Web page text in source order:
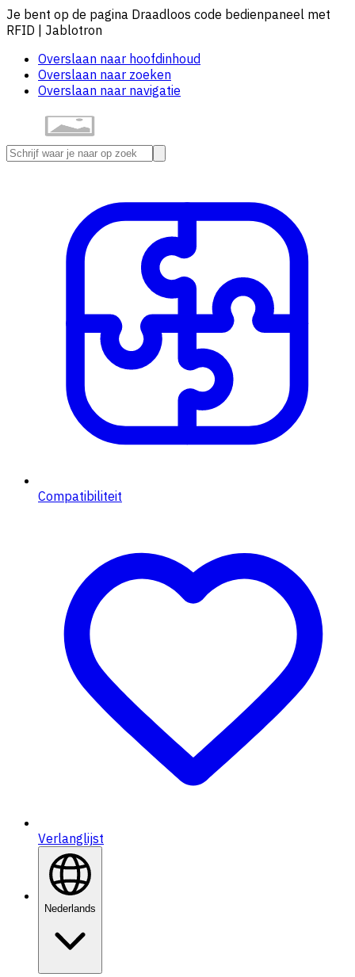
Je bent op de pagina Draadloos code bedienpaneel met
RFID | Jablotron
Overslaan naar hoofdinhoud
Overslaan naar zoeken
Overslaan naar navigatie
Compatibiliteit
Verlanglijst
Nederlands